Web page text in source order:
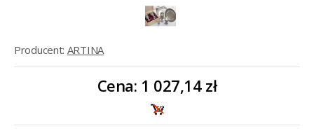
Producent: ARTINA
Cena: 1 027,14 zł